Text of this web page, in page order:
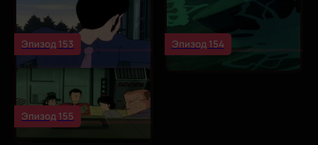
Эпизод 153 Эпизод 154
Эпизод 155